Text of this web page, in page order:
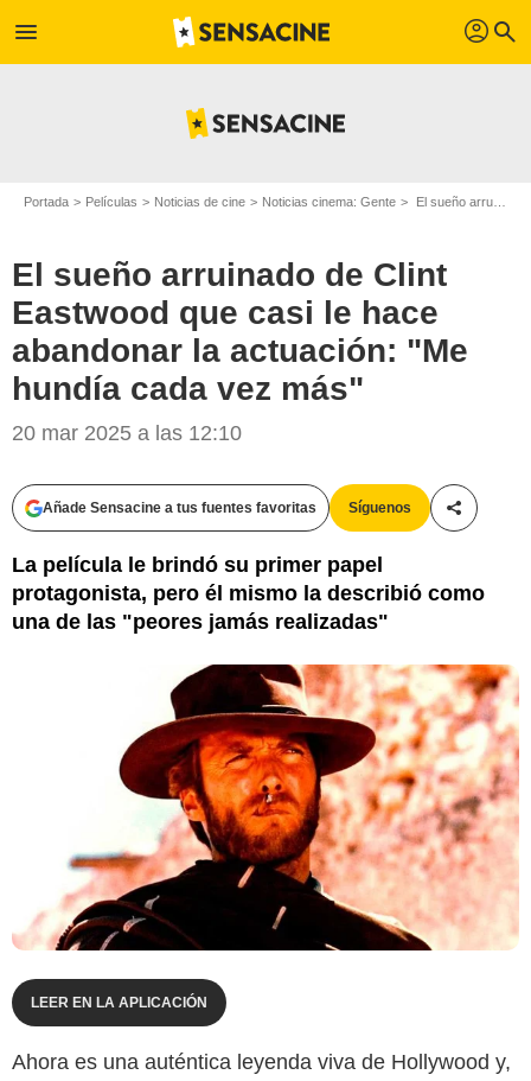
menu profil search
Portada Películas Noticias de cine Noticias cinema: Gente El sueño arruinado de Clint Eastwood que casi le hace abandonar la actuación: "Me hundía cada vez más"
El sueño arruinado de Clint
Eastwood que casi le hace
abandonar la actuación: "Me
hundía cada vez más"
20 mar 2025 a las 12:10
Añade Sensacine a tus fuentes favoritas Síguenos
La película le brindó su primer papel
protagonista, pero él mismo la describió como
una de las "peores jamás realizadas"
United Artists
LEER EN LA APLICACIÓN
Ahora es una auténtica leyenda viva de Hollywood y,